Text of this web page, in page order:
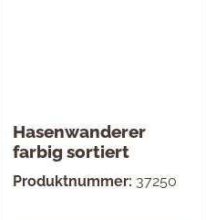
Hasenwanderer
farbig sortiert
Produktnummer: 37250